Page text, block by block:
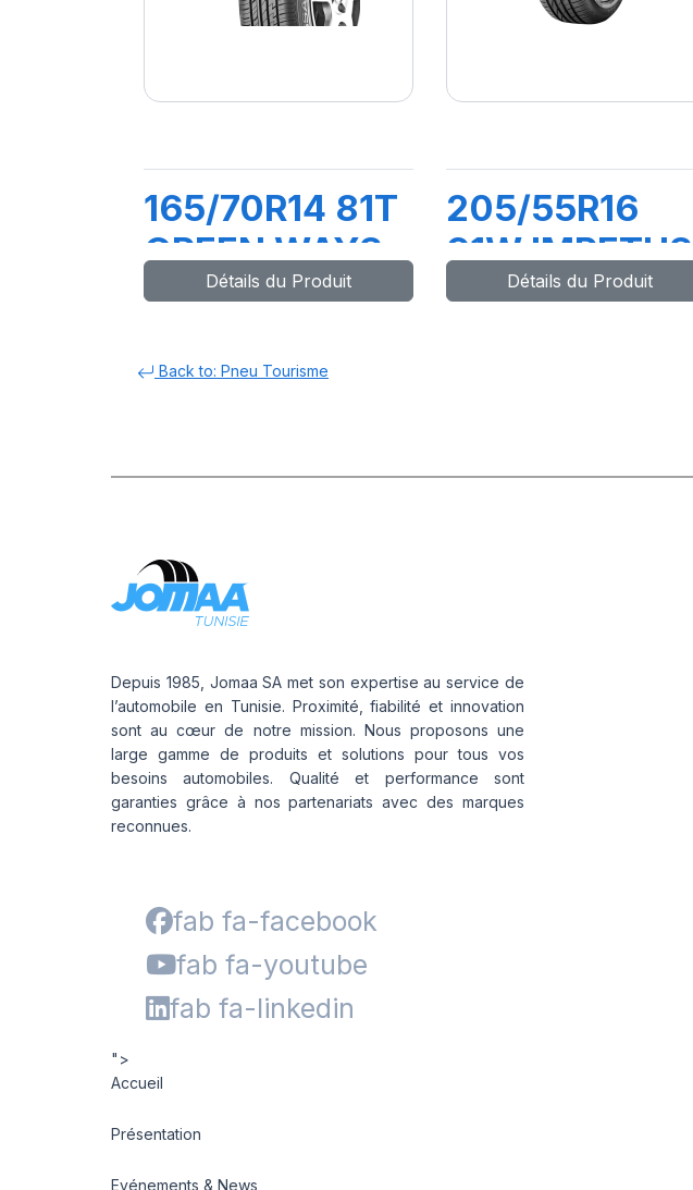
165/70R14 81T
GREEN WAYS
Détails du Produit
205/55R16
91W IMPETUS
REVODétails du Produit
Back to: Pneu Tourisme
Depuis 1985, Jomaa SA met son expertise au service de
l’automobile en Tunisie. Proximité, fiabilité et innovation
sont au cœur de notre mission. Nous proposons une
large gamme de produits et solutions pour tous vos
besoins automobiles. Qualité et performance sont
garanties grâce à nos partenariats avec des marques
reconnues.
fab fa-facebook
fab fa-youtube
fab fa-linkedin
">
Accueil
Présentation
Evénements & News